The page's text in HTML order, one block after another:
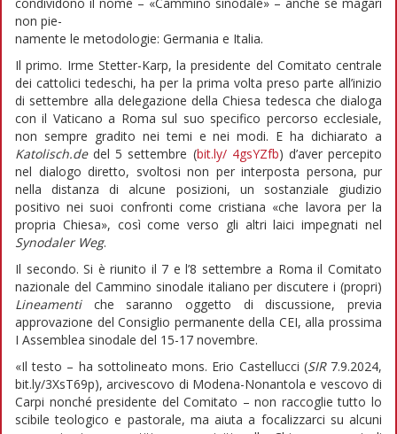
non pie-
namente le metodologie: Germania e Italia.
Il primo. Irme Stetter-Karp, la presidente del Comitato centrale
dei cattolici tedeschi, ha per la prima volta preso parte all’inizio
di settembre alla delegazione della Chiesa tedesca che dialoga
con il Vaticano a Roma sul suo specifico percorso ecclesiale,
non sempre gradito nei temi e nei modi. E ha dichiarato a
Katolisch.dedel 5 settembre (bit.ly/ 4gsYZfb) d’aver percepito
nel dialogo diretto, svoltosi non per interposta persona, pur
nella distanza di alcune posizioni, un sostanziale giudizio
positivo nei suoi confronti come cristiana «che lavora per la
propria Chiesa», così come verso gli altri laici impegnati nel
Synodaler Weg.
Il secondo. Si è riunito il 7 e l’8 settembre a Roma il Comitato
nazionale del Cammino sinodale italiano per discutere i (propri)
Lineamentiche saranno oggetto di discussione, previa
approvazione del Consiglio permanente della CEI, alla prossima
I Assemblea sinodale del 15-17 novembre.
«Il testo – ha sottolineato mons. Erio Castellucci (SIR7.9.2024,
bit.ly/3XsT69p), arcivescovo di Modena-Nonantola e vescovo di
Carpi nonché presidente del Comitato – non raccoglie tutto lo
scibile teologico e pastorale, ma aiuta a focalizzarci su alcuni